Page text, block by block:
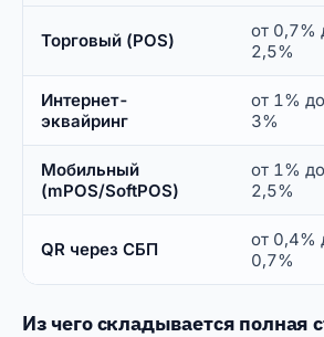
Торговый (POS)
от 0,7%
2,5%
Интернет-
эквайринг
от 1% до
3%
Мобильный
(mPOS/SoftPOS)
от 1% до
2,5%
QR через СБП
от 0,4%
0,7%
Из чего складывается полная